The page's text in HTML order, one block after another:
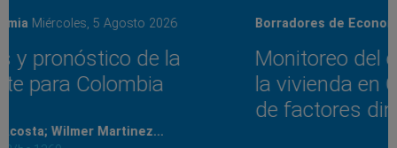
Borradores de Economia Lunes, 3 Agosto 2026
Monitoreo del ciclo del mercado de
la vivienda en Colombia: un enfoque
de factores dinámicos